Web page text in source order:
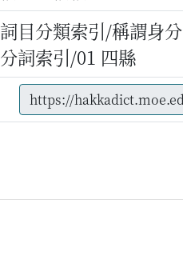
詞目分類索引/稱謂身分
分詞索引/01 四縣